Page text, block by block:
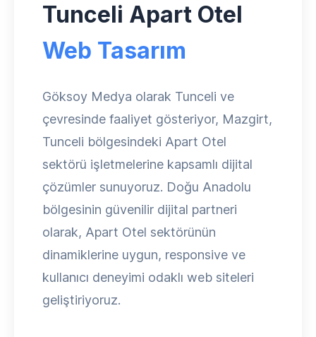
Tunceli Apart Otel
Web Tasarım
Göksoy Medya olarak Tunceli ve
çevresinde faaliyet gösteriyor, Mazgirt,
Tunceli bölgesindeki Apart Otel
sektörü işletmelerine kapsamlı dijital
çözümler sunuyoruz. Doğu Anadolu
bölgesinin güvenilir dijital partneri
olarak, Apart Otel sektörünün
dinamiklerine uygun, responsive ve
kullanıcı deneyimi odaklı web siteleri
geliştiriyoruz.